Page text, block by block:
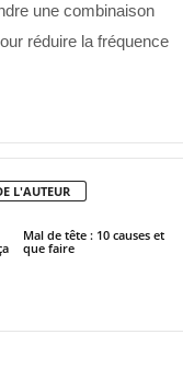
une combinaison
réduire la fréquence
L'AUTEUR
Mal de tête : 10 causes et
que faire